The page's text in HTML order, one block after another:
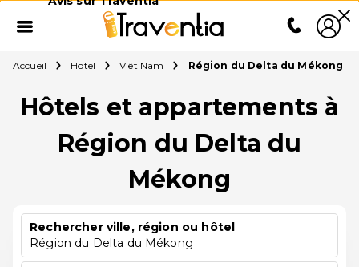
Accueil Hotel Viêt Nam Région du Delta du Mékong
Hôtels et appartements à
Région du Delta du
Mékong
Rechercher ville, région ou hôtel
Région du Delta du Mékong